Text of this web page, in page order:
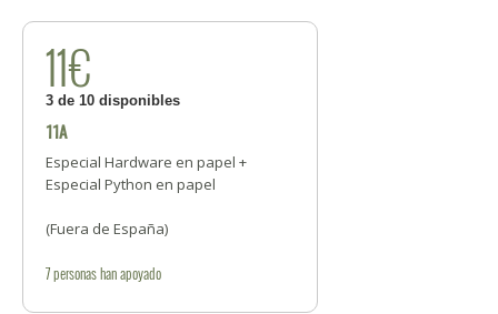
11€
3 de 10 disponibles
11A
Especial Hardware en papel +
Especial Python en papel
(Fuera de España)
7personashan apoyado